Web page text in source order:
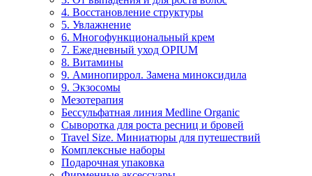
4. Восстановление структуры
5. Увлажнение
6. Многофункциональный крем
7. Ежедневный уход OPIUM
8. Витамины
9. Аминопиррол. Замена миноксидила
9. Экзосомы
Мезотерапия
Бессульфатная линия Medline Organic
Сыворотка для роста ресниц и бровей
Travel Size. Миниатюры для путешествий
Комплексные наборы
Подарочная упаковка